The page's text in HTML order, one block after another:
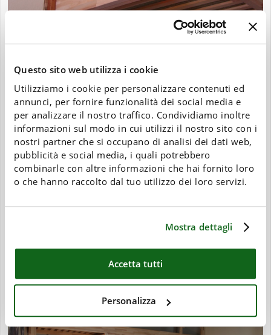
Questo sito web utilizza i cookie
Utilizziamo i cookie per personalizzare contenuti ed
annunci, per fornire funzionalità dei social media e
per analizzare il nostro traffico. Condividiamo inoltre
informazioni sul modo in cui utilizzi il nostro sito con i
nostri partner che si occupano di analisi dei dati web,
pubblicità e social media, i quali potrebbero
combinarle con altre informazioni che hai fornito loro
o che hanno raccolto dal tuo utilizzo dei loro servizi.
Mostra dettagli
Accetta tutti
Personalizza